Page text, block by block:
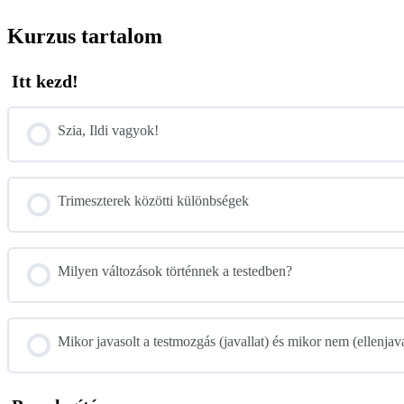
Kurzus tartalom
Itt kezd!
Szia, Ildi vagyok!
Trimeszterek közötti különbségek
Milyen változások történnek a testedben?
Mikor javasolt a testmozgás (javallat) és mikor nem